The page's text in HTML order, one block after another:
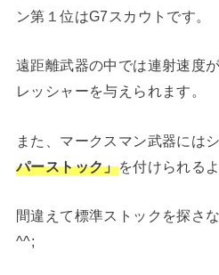
ン第１位はG7スカウトです。
遠距離武器の中では連射速度
レッシャーを与えられます。
また、マークスマン武器には
パーストック」を付けられる
間違えて標準ストックを探さ
^^;